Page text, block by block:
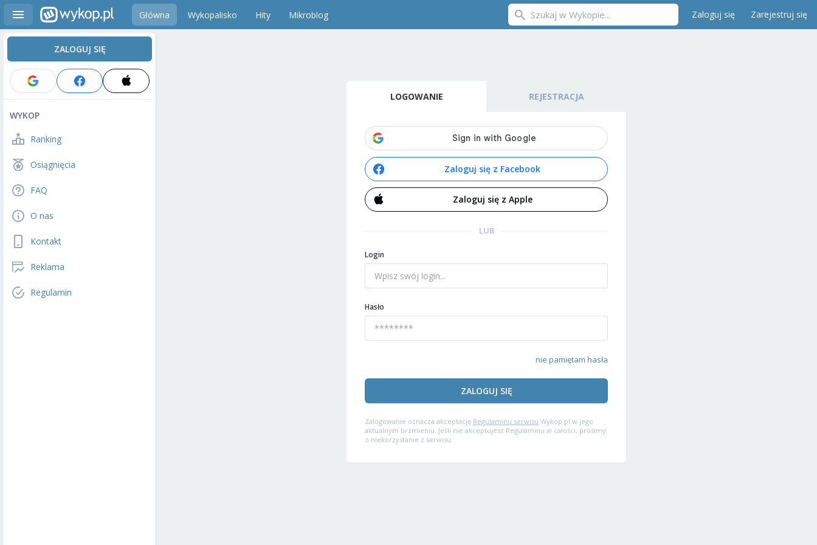
Główna Wykopalisko Hity Mikroblog Zaloguj się Zarejestruj się
ZALOGUJ SIĘ
WYKOP
Ranking
Osiągnięcia
FAQ
O nas
Kontakt
Reklama
Regulamin
LOGOWANIE REJESTRACJA
Zaloguj się z Facebook
Zaloguj się z Apple
LUB
Login
Hasło
nie pamiętam hasła
ZALOGUJ SIĘ
Zalogowanie oznacza akceptację Regulaminu serwisu Wykop.pl w jego
aktualnym brzmieniu. Jeśli nie akceptujesz Regulaminu w całości, prosimy
o niekorzystanie z serwisu.